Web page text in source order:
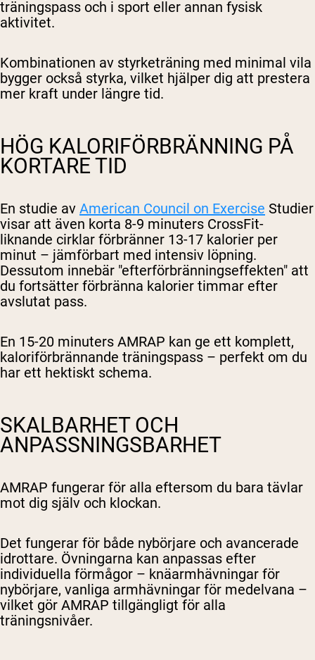
träningspass och i sport eller annan fysisk
aktivitet.
Kombinationen av styrketräning med minimal vila
bygger också styrka, vilket hjälper dig att prestera
mer kraft under längre tid.
HÖG KALORIFÖRBRÄNNING PÅ
KORTARE TID
En studie av American Council on Exercise Studier
visar att även korta 8-9 minuters CrossFit-
liknande cirklar förbränner 13-17 kalorier per
minut – jämförbart med intensiv löpning.
Dessutom innebär "efterförbränningseffekten" att
du fortsätter förbränna kalorier timmar efter
avslutat pass.
En 15-20 minuters AMRAP kan ge ett komplett,
kaloriförbrännande träningspass – perfekt om du
har ett hektiskt schema.
SKALBARHET OCH
ANPASSNINGSBARHET
AMRAP fungerar för alla eftersom du bara tävlar
mot dig själv och klockan.
Det fungerar för både nybörjare och avancerade
idrottare. Övningarna kan anpassas efter
individuella förmågor – knäarmhävningar för
nybörjare, vanliga armhävningar för medelvana –
vilket gör AMRAP tillgängligt för alla
träningsnivåer.